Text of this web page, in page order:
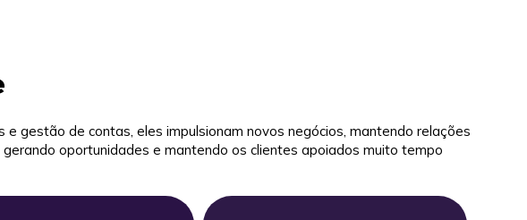
gestão de contas, eles impulsionam novos negócios, mantendo relações
oportunidades e mantendo os clientes apoiados muito tempo